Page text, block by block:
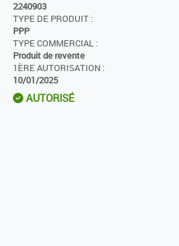
2240903
TYPE DE PRODUIT :
PPP
TYPE COMMERCIAL :
Produit de revente
1ÈRE AUTORISATION :
10/01/2025
AUTORISÉ